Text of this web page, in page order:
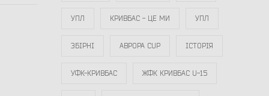
УПЛ КРИВБАС - ЦЕ МИ УПЛ
ЗБІРНІ АВРОРА CUP ІСТОРІЯ
УФК-КРИВБАС ЖФК КРИВБАС U-15